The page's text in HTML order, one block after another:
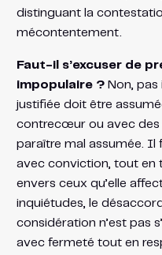
distinguant la
mécontentement.
Faut-il s’excuser de
impopulaire ?Non, pas
justifiée doit être
contrecœur ou avec des
paraître mal assumée. Il
avec conviction, tout en
envers ceux qu’elle
inquiétudes, le
considération n’est pas
avec fermeté tout en